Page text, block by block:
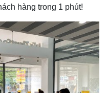
hàng trong 1 phút!